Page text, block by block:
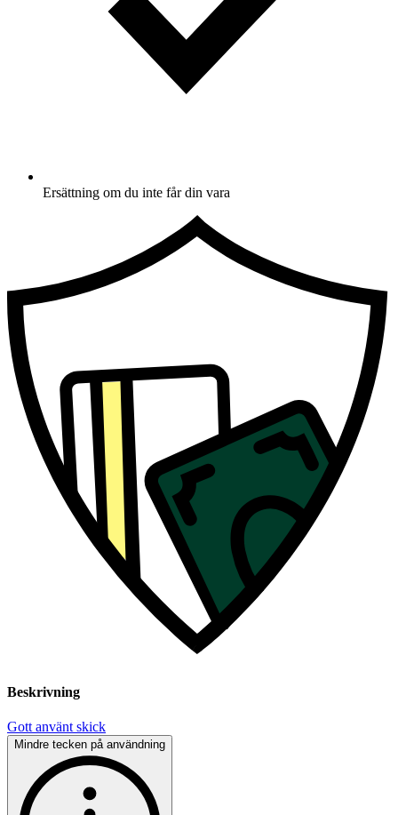
Ersättning om du inte får din vara
Beskrivning
Gott använt skick
Mindre tecken på användning